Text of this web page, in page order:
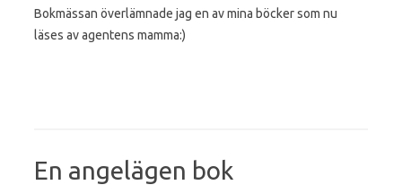
Bokmässan överlämnade jag en av mina böcker som nu
läses av agentens mamma:)
En angelägen bok